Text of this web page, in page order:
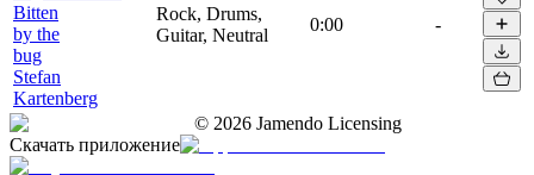
Bitten
by the
bug
Stefan
Kartenberg
Rock, Drums,
Guitar, Neutral
0:00 -
© 2026 Jamendo Licensing
Скачать приложение